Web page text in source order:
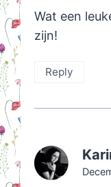
Wat een
zijn!
Reply